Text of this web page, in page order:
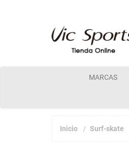
MARCAS
Inicio Surf-skate